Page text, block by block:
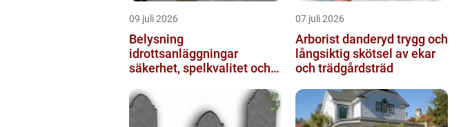
09 juli 2026
Belysning
idrottsanläggningar
säkerhet, spelkvalitet och
07 juli 2026
Arborist danderyd trygg och
långsiktig skötsel av ekar
och trädgårdsträd